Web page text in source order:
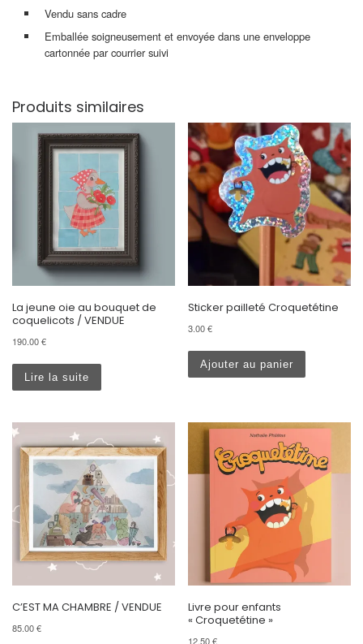
Vendu sans cadre
Emballée soigneusement et envoyée dans une enveloppe
cartonnée par courrier suivi
Produits similaires
La jeune oie au bouquet de
coquelicots / VENDUE
190.00€
Lire la suite
Sticker pailleté Croquetétine
3.00€
Ajouter au panier
C’EST MA CHAMBRE / VENDUE
85.00€
Livre pour enfants
« Croquetétine »
12.50€